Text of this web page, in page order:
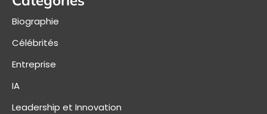
Biographie
Célébrités
Entreprise
IA
Leadership et Innovation